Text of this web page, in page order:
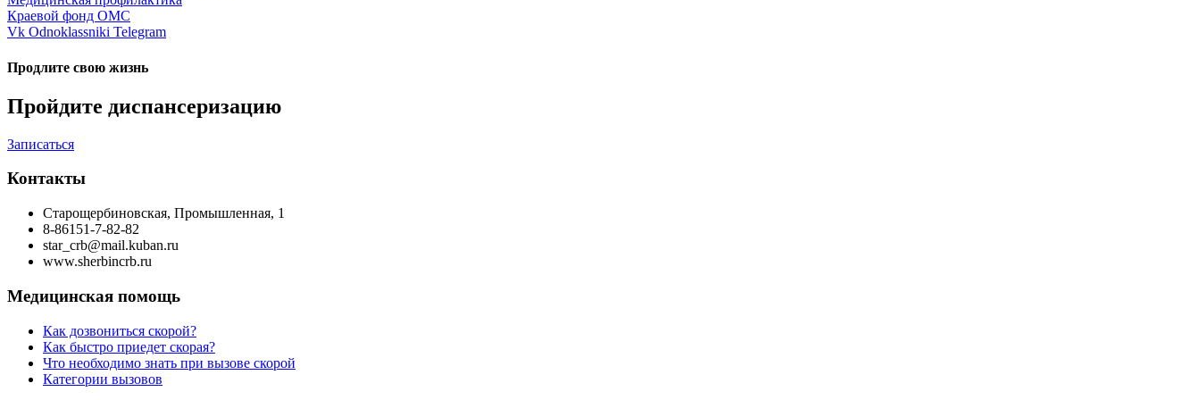
Краевой фонд ОМС
Vk Odnoklassniki Telegram
Продлите свою жизнь
Пройдите диспансеризацию
Записаться
Контакты
Старощербиновская, Промышленная, 1
8-86151-7-82-82
star_crb@mail.kuban.ru
www.sherbincrb.ru
Медицинская помощь
Как дозвониться скорой?
Как быстро приедет скорая?
Что необходимо знать при вызове скорой
Категории вызовов